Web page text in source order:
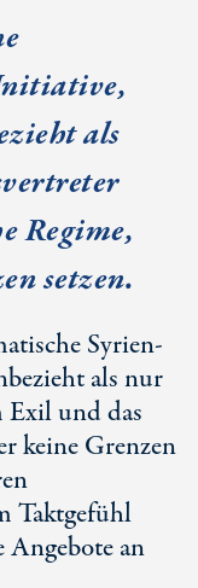
als
Regime,
setzen.
Syrien-
als nur
und das
keine Grenzen
Taktgefühl
an